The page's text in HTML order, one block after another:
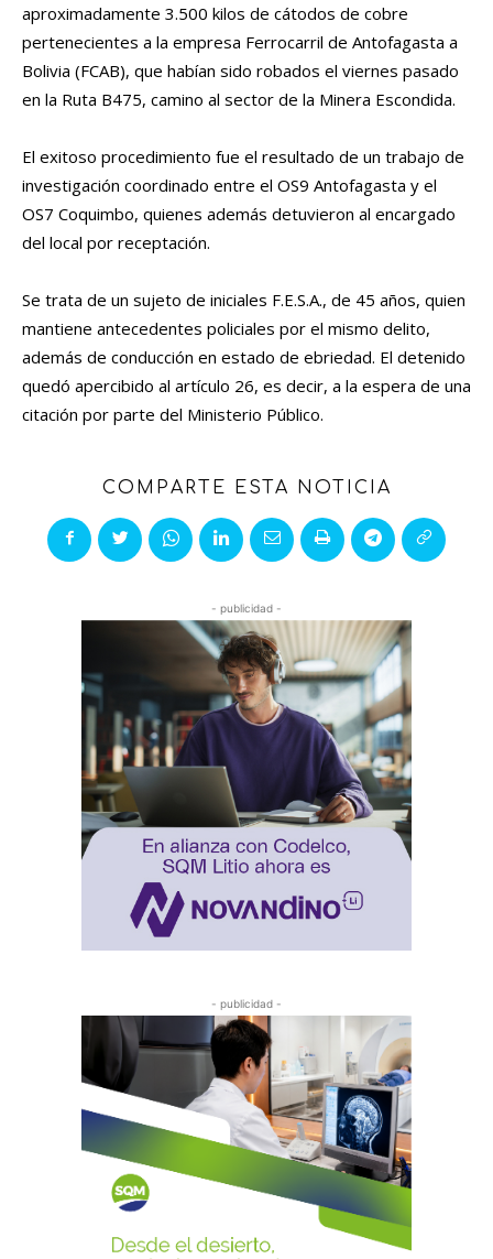
aproximadamente 3.500 kilos de cátodos de cobre
pertenecientes a la empresa Ferrocarril de Antofagasta a
Bolivia (FCAB), que habían sido robados el viernes pasado
en la Ruta B475, camino al sector de la Minera Escondida.
El exitoso procedimiento fue el resultado de un trabajo de
investigación coordinado entre el OS9 Antofagasta y el
OS7 Coquimbo, quienes además detuvieron al encargado
del local por receptación.
Se trata de un sujeto de iniciales F.E.S.A., de 45 años, quien
mantiene antecedentes policiales por el mismo delito,
además de conducción en estado de ebriedad. El detenido
quedó apercibido al artículo 26, es decir, a la espera de una
citación por parte del Ministerio Público.
COMPARTE ESTA NOTICIA
- publicidad -
- publicidad -